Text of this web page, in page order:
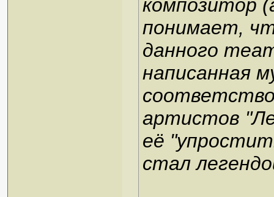
композитор
понимает,
данного
написанная
артистов
её
стал